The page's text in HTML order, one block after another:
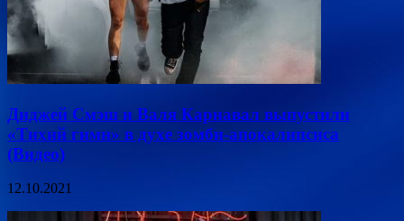
Диджей Смэш и Валя Карнавал выпустили
«Тихий гимн» в духе зомби-апокалипсиса
(Видео)
12.10.2021